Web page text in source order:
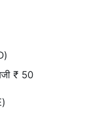
₹ 50